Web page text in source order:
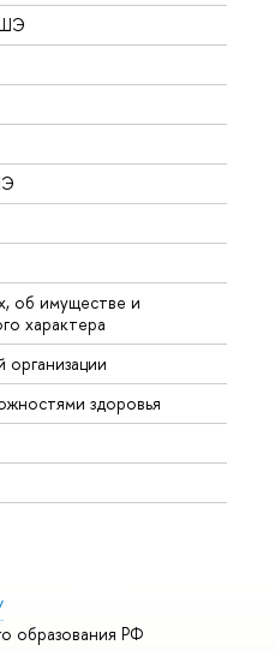
об имуществе и
характера
здоровья
образования РФ